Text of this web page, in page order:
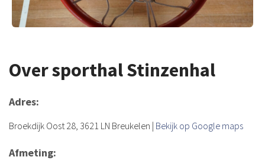
Over sporthal Stinzenhal
Adres:
Broekdijk Oost 28, 3621 LN Breukelen | Bekijk op Google maps
Afmeting: